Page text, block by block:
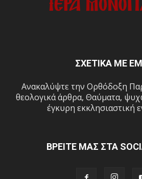
ΣΧΕΤΙΚΑ ΜΕ
Ανακαλύψτε την Ορθόδοξη
θεολογικά άρθρα, Θαύματα,
έγκυρη εκκλησιαστική
ΒΡΕΙΤΕ ΜΑΣ ΣΤΑ